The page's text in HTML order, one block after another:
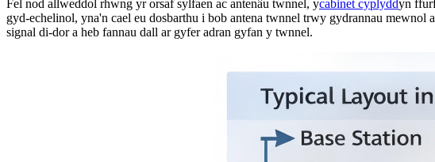
Fel nod allweddol rhwng yr orsaf sylfaen ac antenâu twnnel, ycabinet cyplyddyn
gyd-echelinol, yna'n cael eu dosbarthu i bob antena twnnel trwy gydrannau
signal di-dor a heb fannau dall ar gyfer adran gyfan y twnnel.